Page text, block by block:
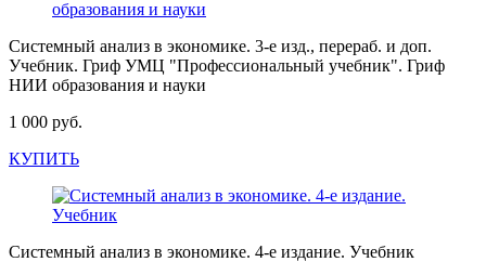
Системный анализ в экономике. 3-е изд., перераб. и доп.
Учебник. Гриф УМЦ "Профессиональный учебник". Гриф
НИИ образования и науки
1 000 руб.
КУПИТЬ
Системный анализ в экономике. 4-е издание. Учебник